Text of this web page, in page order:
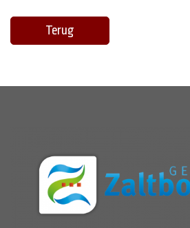
Terug